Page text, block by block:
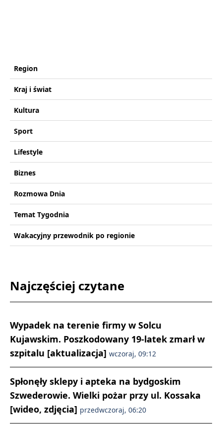
Region
Kraj i świat
Kultura
Sport
Lifestyle
Biznes
Rozmowa Dnia
Temat Tygodnia
Wakacyjny przewodnik po regionie
Najczęściej czytane
Wypadek na terenie firmy w Solcu
Kujawskim. Poszkodowany 19-latek zmarł w
szpitalu [aktualizacja] wczoraj, 09:12
Spłonęły sklepy i apteka na bydgoskim
Szwederowie. Wielki pożar przy ul. Kossaka
[wideo, zdjęcia] przedwczoraj, 06:20